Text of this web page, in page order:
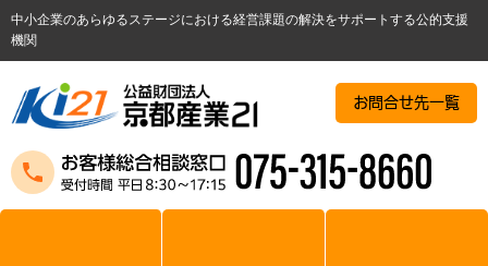
中小企業のあらゆるステージにおける経営課題の解決をサポートする公的支援
機関
お問合せ先一覧